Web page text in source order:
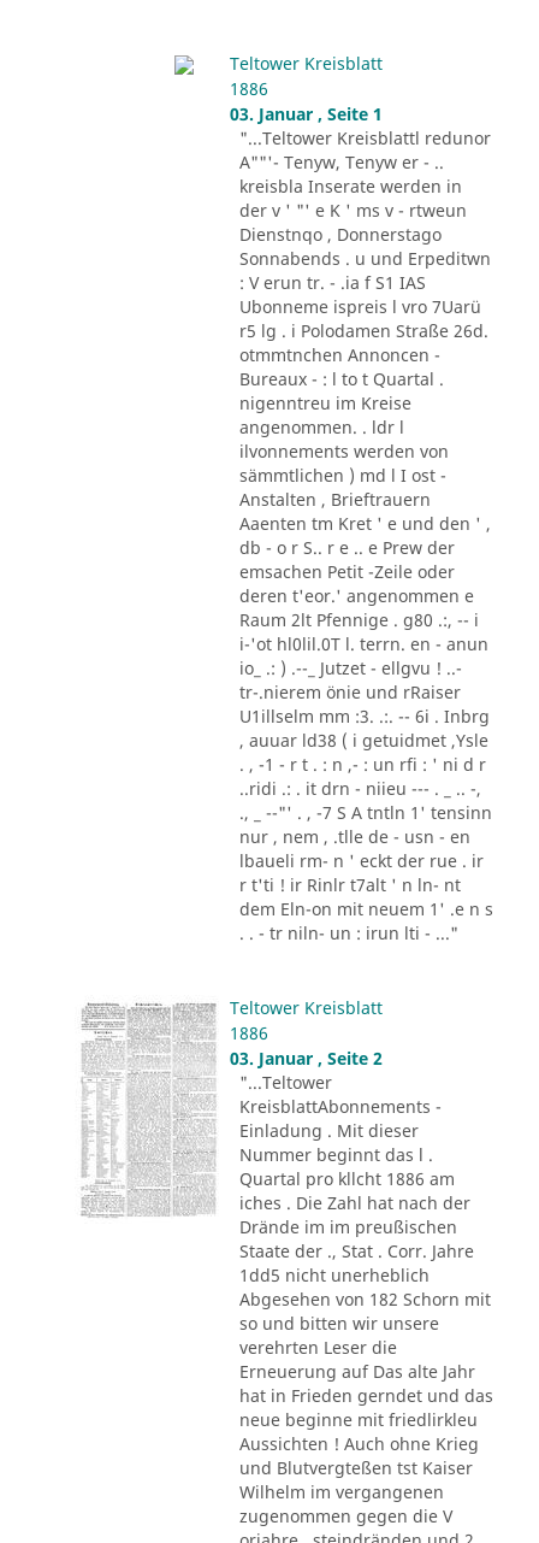
Teltower Kreisblatt
1886
03. Januar , Seite 1
"...Teltower Kreisblattl redunor
A""'- Tenyw, Tenyw er - ..
kreisbla Inserate werden in
der v ' "' e K ' ms v - rtweun
Dienstnqo , Donnerstago
Sonnabends . u und Erpeditwn
: V erun tr. - .ia f S1 IAS
Ubonneme ispreis l vro 7Uarü
r5 lg . i Polodamen Straße 26d.
otmmtnchen Annoncen -
Bureaux - : l to t Quartal .
nigenntreu im Kreise
angenommen. . ldr l
ilvonnements werden von
sämmtlichen ) md l I ost -
Anstalten , Brieftrauern
Aaenten tm Kret ' e und den ' ,
db - o r S.. r e .. e Prew der
emsachen Petit -Zeile oder
deren t'eor.' angenommen e
Raum 2lt Pfennige . g80 .:, -- i
i-'ot hl0lil.0T l. terrn. en - anun
io_ .: ) .--_ Jutzet - ellgvu ! ..-
tr-.nierem önie und rRaiser
U1illselm mm :3. .:. -- 6i . Inbrg
, auuar ld38 ( i getuidmet ,Ysle
. , -1 - r t . : n ,- : un rfi : ' ni d r
..ridi .: . it drn - niieu --- . _ .. -,
., _ --"' . , -7 S A tntln 1' tensinn
nur , nem , .tlle de - usn - en
lbaueli rm- n ' eckt der rue . ir
r t'ti ! ir Rinlr t7alt ' n ln- nt
dem Eln-on mit neuem 1' .e n s
. . - tr niln- un : irun lti - ..."
Teltower Kreisblatt
1886
03. Januar , Seite 2
"...Teltower
KreisblattAbonnements -
Einladung . Mit dieser
Nummer beginnt das l .
Quartal pro kllcht 1886 am
iches . Die Zahl hat nach der
Drände im im preußischen
Staate der ., Stat . Corr. Jahre
1dd5 nicht unerheblich
Abgesehen von 182 Schorn mit
so und bitten wir unsere
verehrten Leser die
Erneuerung auf Das alte Jahr
hat in Frieden gerndet und das
neue beginne mit friedlirkleu
Aussichten ! Auch ohne Krieg
und Blutvergteßen tst Kaiser
Wilhelm im vergangenen
zugenommen gegen die V